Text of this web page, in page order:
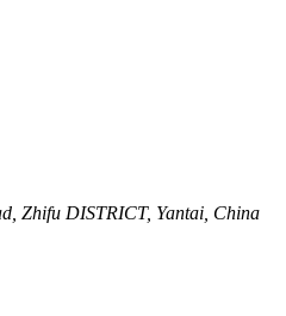
Zhifu DISTRICT, Yantai, China